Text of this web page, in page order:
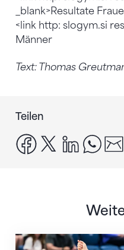
_blank>Resultate
<link http: slogym.si
Männer
Text: Thomas
Teilen
facebook
x linkedin
Nächster Halt: